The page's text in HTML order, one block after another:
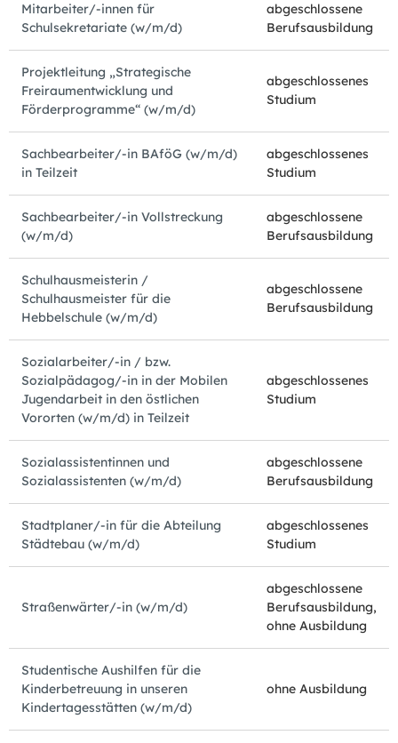
Mitarbeiter/-innen für
Schulsekretariate (w/m/d)
abgeschlossene
Berufsausbildung
Projektleitung „Strategische
Freiraumentwicklung und
Förderprogramme“ (w/m/d)
abgeschlossenes
Studium
Sachbearbeiter/-in BAföG (w/m/d)
in Teilzeit
abgeschlossenes
Studium
Sachbearbeiter/-in Vollstreckung
(w/m/d)
abgeschlossene
Berufsausbildung
Schulhausmeisterin /
Schulhausmeister für die
Hebbelschule (w/m/d)
abgeschlossene
Berufsausbildung
Sozialarbeiter/-in / bzw.
Sozialpädagog/-in in der Mobilen
Jugendarbeit in den östlichen
Vororten (w/m/d) in Teilzeit
abgeschlossenes
Studium
Sozialassistentinnen und
Sozialassistenten (w/m/d)
abgeschlossene
Berufsausbildung
Stadtplaner/-in für die Abteilung
Städtebau (w/m/d)
abgeschlossenes
Studium
Straßenwärter/-in (w/m/d)
abgeschlossene
Berufsausbildung,
ohne Ausbildung
Studentische Aushilfen für die
Kinderbetreuung in unseren
Kindertagesstätten (w/m/d)
ohne Ausbildung